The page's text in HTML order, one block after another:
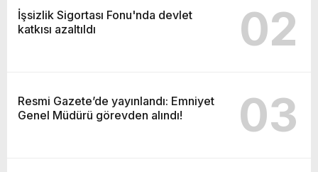
İşsizlik Sigortası Fonu'nda devlet
katkısı azaltıldı
02
Resmi Gazete’de yayınlandı: Emniyet
Genel Müdürü görevden alındı!
03